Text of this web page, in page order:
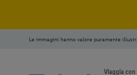
Le immagini hanno valore puramente
Viaggia